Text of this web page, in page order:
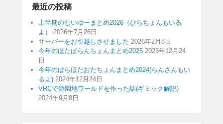
最近の投稿
上半期のむいゆーまとめ2026（ひらちょんもいる
よ）
2026年7月26日
サーバーをお引越しさせました 2026年2月8日
今年のほたぱらんちょんまとめ2025 2025年12月24
日
今年のぱらほたおたちょんまとめ2024(らんさんもい
るよ) 2024年12月24日
VRCで遊園地ワールドを作った話(ギミック解説)
2024年9月8日